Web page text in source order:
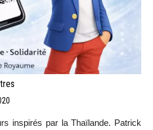
inspirés par la Thaïlande. Patrick